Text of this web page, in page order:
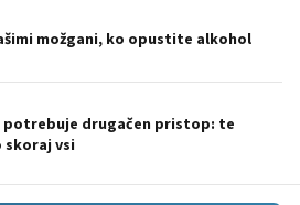
možgani, ko opustite alkohol
potrebuje drugačen pristop: te
skoraj vsi